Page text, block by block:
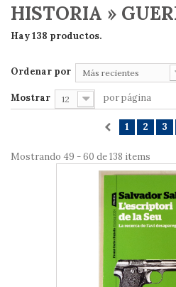
HISTORIA »
Hay 138 productos.
Ordenar por Más recientes
Mostrar 12 por página
1 2 3
Mostrando 49 - 60 de 138 items